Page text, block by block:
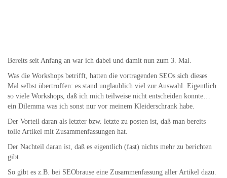
Bereits seit Anfang an war ich dabei und damit nun zum 3. Mal.
Was die Workshops betrifft, hatten die vortragenden SEOs sich dieses
Mal selbst übertroffen: es stand unglaublich viel zur Auswahl. Eigentlich
so viele Workshops, daß ich mich teilweise nicht entscheiden konnte…
ein Dilemma was ich sonst nur vor meinem Kleiderschrank habe.
Der Vorteil daran als letzter bzw. letzte zu posten ist, daß man bereits
tolle Artikel mit Zusammenfassungen hat.
Der Nachteil daran ist, daß es eigentlich (fast) nichts mehr zu berichten
gibt.
So gibt es z.B. bei SEObrause eine Zusammenfassung aller Artikel dazu.